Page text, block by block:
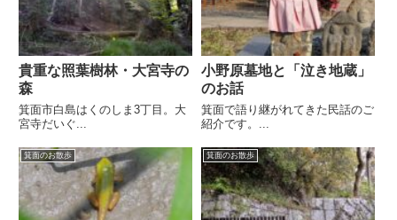
貴重な照葉樹林・大宮寺の
森
箕面市白島はくのしま3丁目。大
宮寺だいぐ...
小野原墓地と「泣き地蔵」
のお話
箕面で語り継がれてきた民話のご
紹介です。...
箕面のお散歩 箕面のお散歩